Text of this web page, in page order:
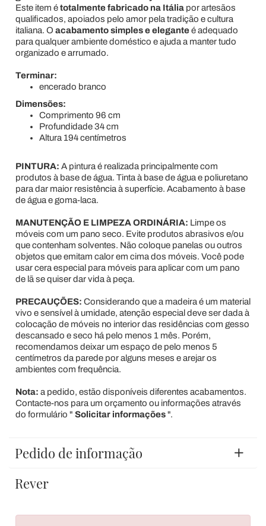
Este item étotalmente fabricado na Itáliapor artesãos
qualificados, apoiados pelo amor pela tradição e cultura
italiana. O acabamento simples e eleganteé adequado
para qualquer ambiente doméstico e ajuda a manter tudo
organizado e arrumado.
Terminar:
encerado branco
Dimensões:
Comprimento 96 cm
Profundidade 34 cm
Altura 194 centímetros
PINTURA: A pintura é realizada principalmente com
produtos à base de água. Tinta à base de água e poliuretano
para dar maior resistência à superfície. Acabamento à base
de água e goma-laca.
MANUTENÇÃO E LIMPEZA ORDINÁRIA: Limpe os
móveis com um pano seco. Evite produtos abrasivos e/ou
que contenham solventes. Não coloque panelas ou outros
objetos que emitam calor em cima dos móveis. Você pode
usar cera especial para móveis para aplicar com um pano
de lã se quiser dar vida à peça.
PRECAUÇÕES: Considerando que a madeira é um material
vivo e sensível à umidade, atenção especial deve ser dada à
colocação de móveis no interior das residências com gesso
descansado e seco há pelo menos 1 mês. Porém,
recomendamos deixar um espaço de pelo menos 5
centímetros da parede por alguns meses e arejar os
ambientes com frequência.
Nota: a pedido, estão disponíveis diferentes acabamentos.
Contacte-nos para um orçamento ou informações através
do formulário " Solicitar informações".
Pedido de informação
Rever